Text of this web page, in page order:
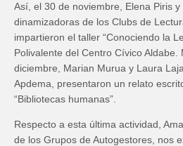
Así, el 30 de noviembre, Elena Piris y
dinamizadoras de los Clubs de
impartieron el taller “Conociendo la
Polivalente del Centro Cívico Aldabe.
diciembre, Marian Murua y Laura
Apdema, presentaron un relato
“Bibliotecas humanas”.
Respecto a esta última actividad,
de los Grupos de Autogestores, nos